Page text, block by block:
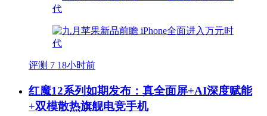
评测 7 18小时前
红魔12系列如期发布：真全面屏+AI深度赋能
+双模散热旗舰电竞手机